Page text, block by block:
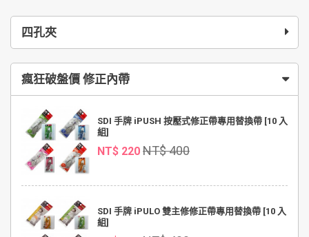
四孔夾
瘋狂破盤價 修正內帶
SDI 手牌 iPUSH 按壓式修正帶專用替換帶 [10 入
組]
NT$ 220 NT$ 400
SDI 手牌 iPULO 雙主修修正帶專用替換帶 [10 入
組]